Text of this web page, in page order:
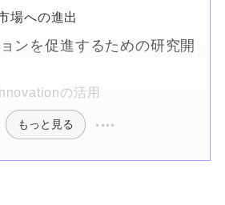
場への進出
ンを促進するための研究開
の活用
もっと見る